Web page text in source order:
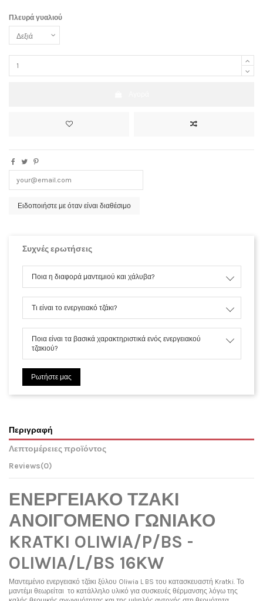
Πλευρά γυαλιού
Συχνές ερωτήσεις
Ποια η διαφορά μαντεμιού και χάλυβα?
Τι είναι το ενεργειακό τζάκι?
Ποια είναι τα βασικά χαρακτηριστικά ενός ενεργειακού
τζακιού?
Ρωτήστε μας
Περιγραφή
Λεπτομέρειες προϊόντος
Reviews(0)
ΕΝΕΡΓΕΙΑΚΟ ΤΖΑΚΙ
ΑΝΟΙΓΟΜΕΝΟ ΓΩΝΙΑΚΟ
KRATKI OLIWIA/P/BS -
OLIWIA/L/BS 16KW
Μαντεμένιο ενεργειακό τζάκι ξύλου Oliwia L BS του κατασκευαστή Kratki. Το
μαντέμι θεωρείται το κατάλληλο υλικό για συσκευές θέρμανσης λόγω της